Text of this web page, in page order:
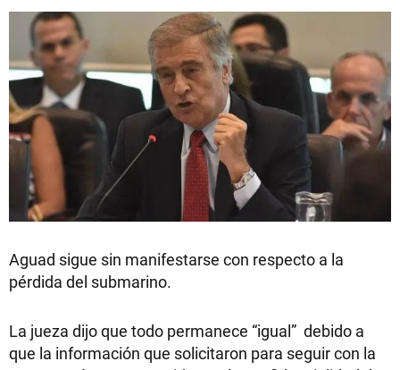
Aguad sigue sin manifestarse con respecto a la
pérdida del submarino.
La jueza dijo que todo permanece “igual” debido a
que la información que solicitaron para seguir con la